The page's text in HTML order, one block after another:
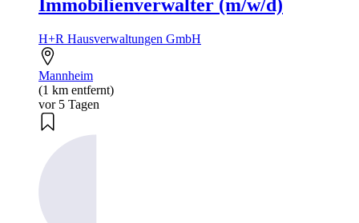
Immobilienverwalter (m/w/d)
H+R Hausverwaltungen GmbH
Mannheim
(1 km entfernt)
vor 5 Tagen